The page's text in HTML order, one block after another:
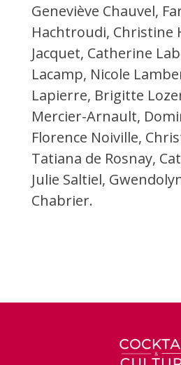
Geneviève Chauvel,
Hachtroudi, Christine
Jacquet, Catherine
Lacamp, Nicole
Lapierre, Brigitte
Mercier-Arnault,
Florence Noiville,
Tatiana de Rosnay,
Julie Saltiel,
Chabrier.